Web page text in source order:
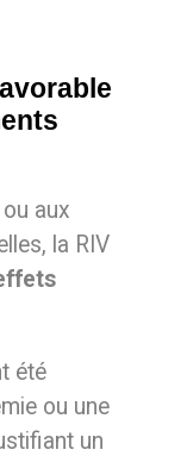
aux
la RIV
été
ou une
un